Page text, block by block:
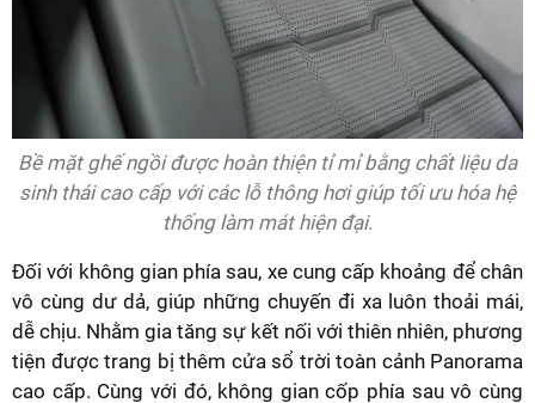
Bề mặt ghế ngồi được hoàn thiện tỉ mỉ bằng chất liệu da
sinh thái cao cấp với các lỗ thông hơi giúp tối ưu hóa hệ
thống làm mát hiện đại.
Đối với không gian phía sau, xe cung cấp khoảng để chân
vô cùng dư dả, giúp những chuyến đi xa luôn thoải mái,
dễ chịu. Nhằm gia tăng sự kết nối với thiên nhiên, phương
tiện được trang bị thêm cửa sổ trời toàn cảnh Panorama
cao cấp. Cùng với đó, không gian cốp phía sau vô cùng